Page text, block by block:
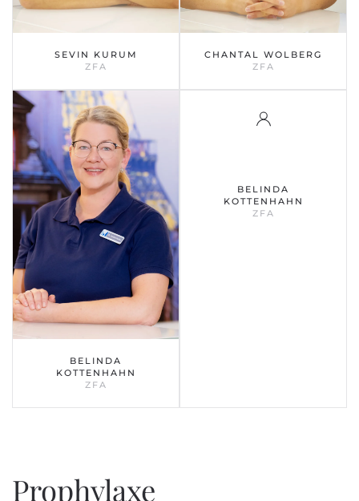
SEVIN KURUM
ZFA
CHANTAL WOLBERG
ZFA
BELINDA
KOTTENHAHN
ZFA
BELINDA
KOTTENHAHN
ZFA
Prophylaxe